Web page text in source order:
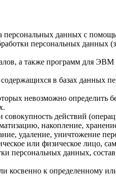
персональных данных с
персональных данных
а также программ для
в базах данных
невозможно
действий
накопление,
удаление, уничтожение
или физическое лицо,
персональных данных,
к определенному